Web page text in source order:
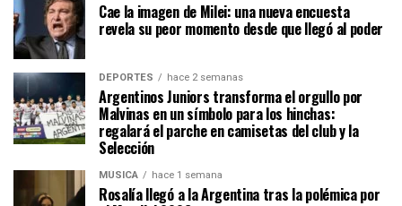
Cae la imagen de Milei: una nueva encuesta
revela su peor momento desde que llegó al poder
DEPORTES hace 2 semanas
Argentinos Juniors transforma el orgullo por
Malvinas en un símbolo para los hinchas:
regalará el parche en camisetas del club y la
Selección
MÚSICA hace 1 semana
Rosalía llegó a la Argentina tras la polémica por